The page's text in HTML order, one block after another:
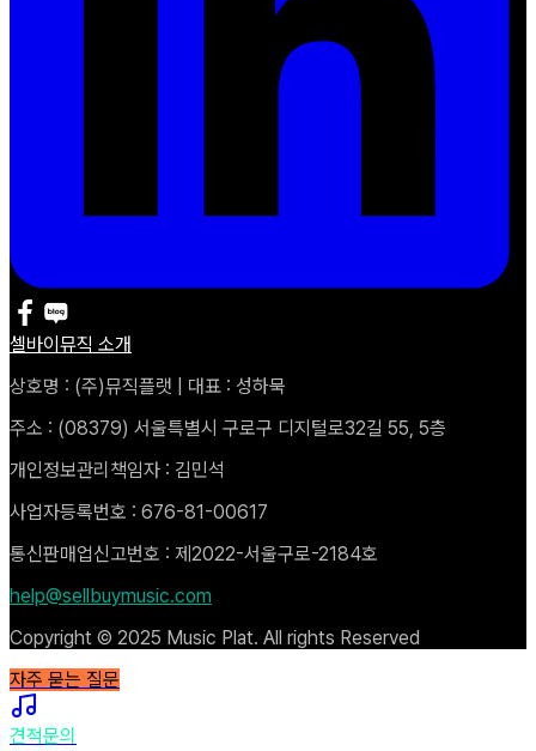
셀바이뮤직 소개
상호명 : (주)뮤직플랫 | 대표 : 성하묵
주소 : (08379) 서울특별시 구로구 디지털로32길 55, 5층
개인정보관리책임자 : 김민석
사업자등록번호 : 676-81-00617
통신판매업신고번호 : 제2022-서울구로-2184호
help@sellbuymusic.com
Copyright © 2025 Music Plat. All rights Reserved
자주 묻는 질문
견적문의